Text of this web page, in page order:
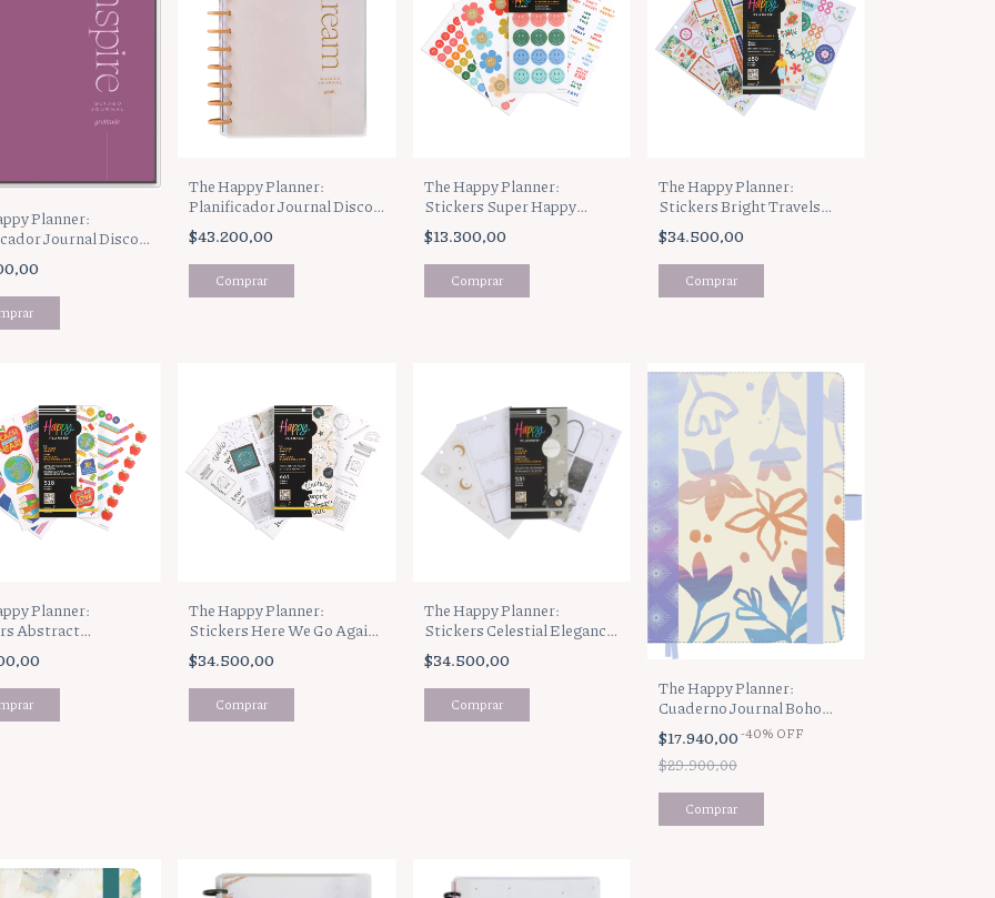
Planner:
Journal Discos
& Grow Gratitude:
Y GRATITUD
The Happy Planner:
Planificador Journal Discos
Reflect & Grow Goals:
REFLEXIÓN Y OBJETIVOS
$43.200,00
The Happy Planner:
Stickers Super Happy
(SP4H5-047)
$13.300,00
The Happy Planner:
Stickers Bright Travels
(SVP130-193)
$34.500,00
Planner:
Abstract
Teacher
224)
The Happy Planner:
Stickers Here We Go Again
Teacher (SVP130-224)
$34.500,00
The Happy Planner:
Stickers Celestial Elegance
(SVP130-198)
$34.500,00
The Happy Planner:
Cuaderno Journal Boho
Sunset (JBBA5-013)
$17.940,00-40% OFF
$29.900,00